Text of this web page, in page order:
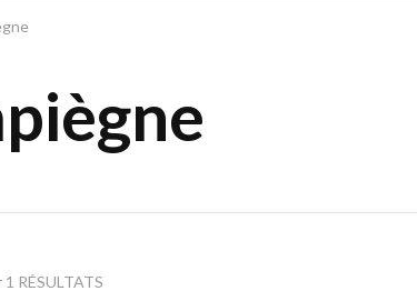
RÉSULTATS